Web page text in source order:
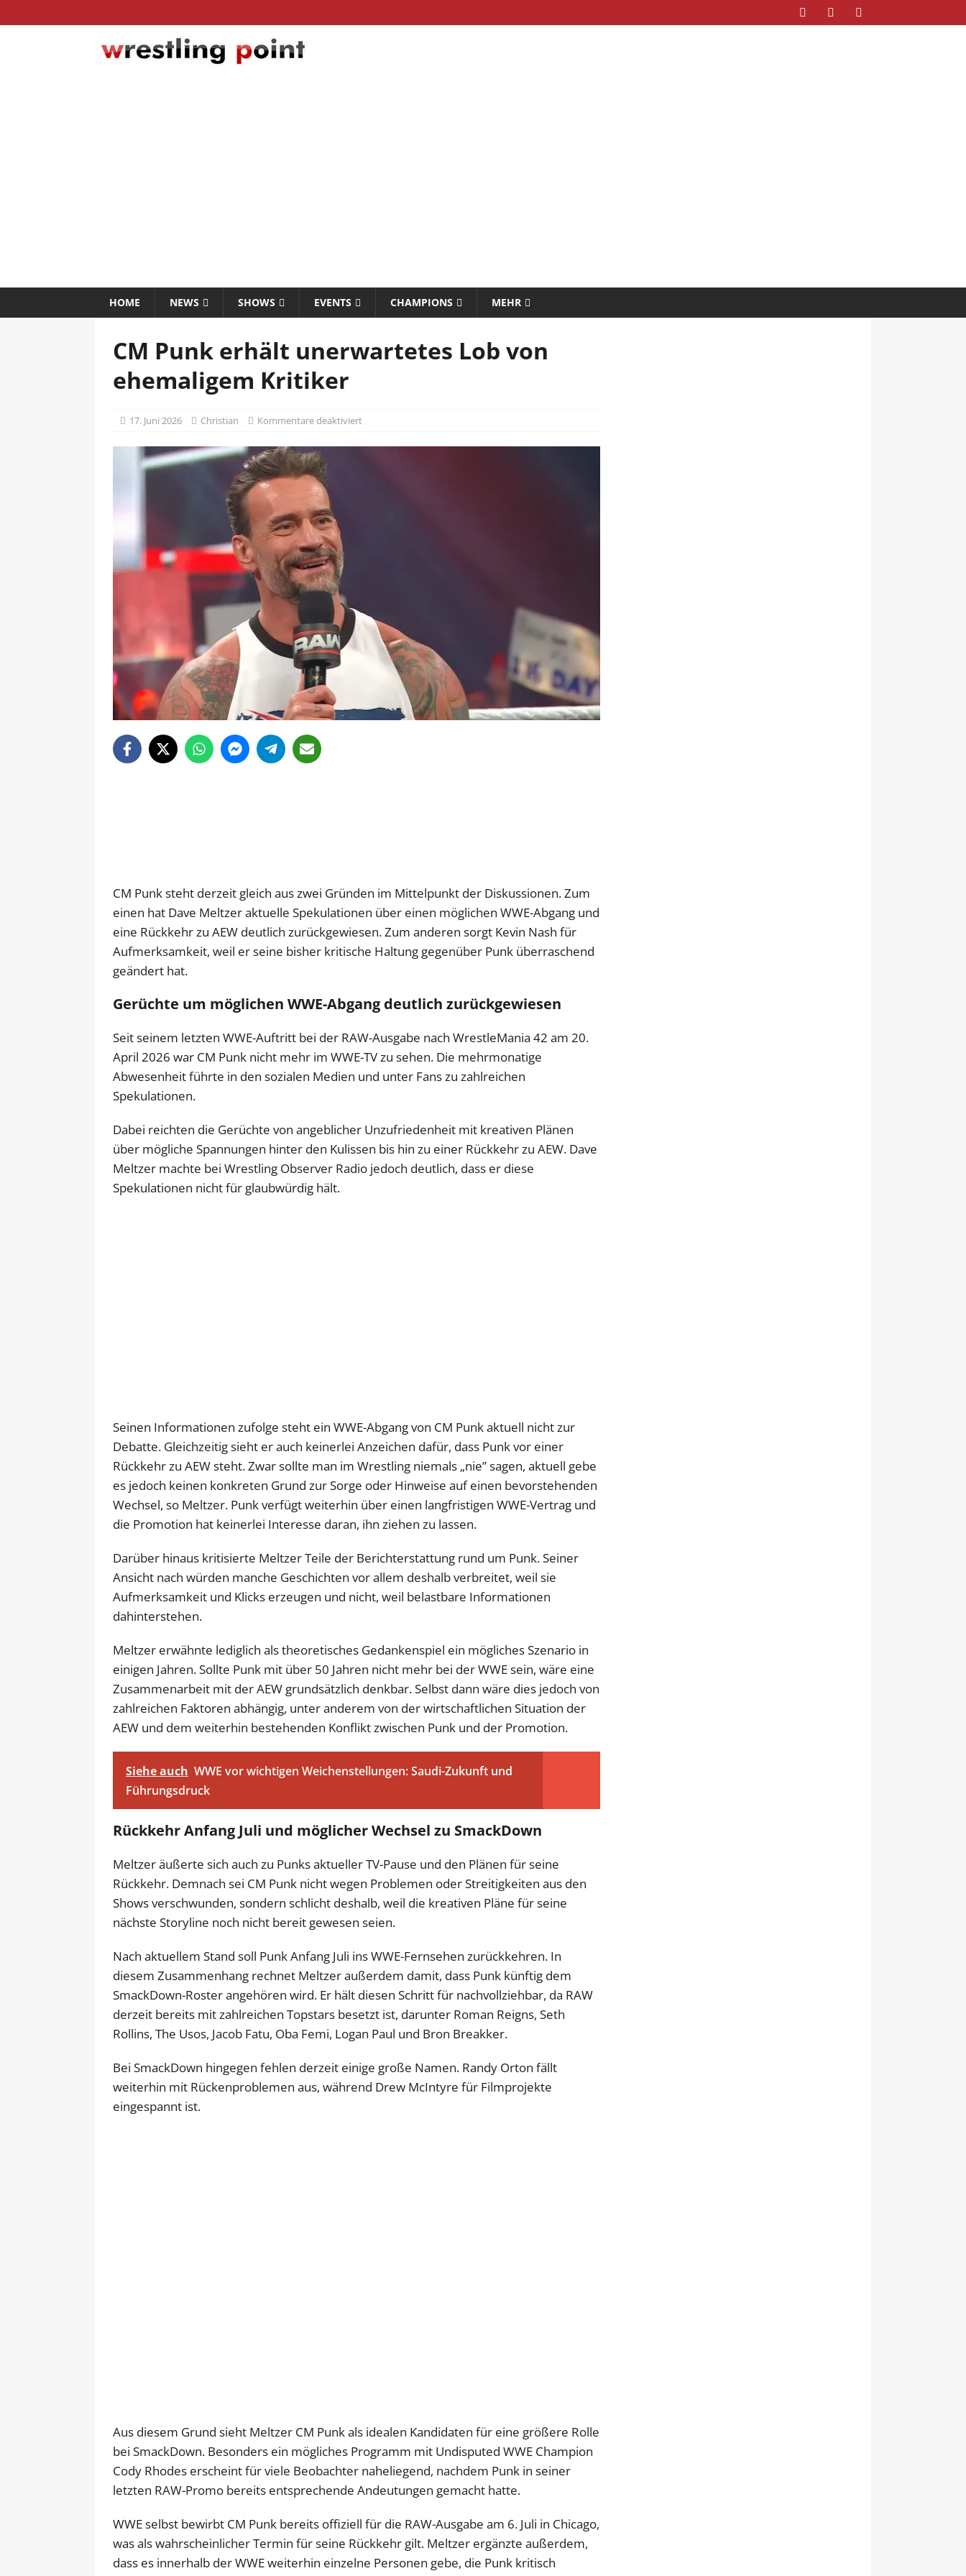
HOME NEWS SHOWS EVENTS CHAMPIONS MEHR
CM Punk erhält unerwartetes Lob von
ehemaligem Kritiker
17. Juni 2026 Christian Kommentare deaktiviert
CM Punk steht derzeit gleich aus zwei Gründen im Mittelpunkt der Diskussionen. Zum
einen hat Dave Meltzer aktuelle Spekulationen über einen möglichen WWE-Abgang und
eine Rückkehr zu AEW deutlich zurückgewiesen. Zum anderen sorgt Kevin Nash für
Aufmerksamkeit, weil er seine bisher kritische Haltung gegenüber Punk überraschend
geändert hat.
Gerüchte um möglichen WWE-Abgang deutlich zurückgewiesen
Seit seinem letzten WWE-Auftritt bei der RAW-Ausgabe nach WrestleMania 42 am 20.
April 2026 war CM Punk nicht mehr im WWE-TV zu sehen. Die mehrmonatige
Abwesenheit führte in den sozialen Medien und unter Fans zu zahlreichen
Spekulationen.
Dabei reichten die Gerüchte von angeblicher Unzufriedenheit mit kreativen Plänen
über mögliche Spannungen hinter den Kulissen bis hin zu einer Rückkehr zu AEW. Dave
Meltzer machte bei Wrestling Observer Radio jedoch deutlich, dass er diese
Spekulationen nicht für glaubwürdig hält.
Seinen Informationen zufolge steht ein WWE-Abgang von CM Punk aktuell nicht zur
Debatte. Gleichzeitig sieht er auch keinerlei Anzeichen dafür, dass Punk vor einer
Rückkehr zu AEW steht. Zwar sollte man im Wrestling niemals „nie” sagen, aktuell gebe
es jedoch keinen konkreten Grund zur Sorge oder Hinweise auf einen bevorstehenden
Wechsel, so Meltzer. Punk verfügt weiterhin über einen langfristigen WWE-Vertrag und
die Promotion hat keinerlei Interesse daran, ihn ziehen zu lassen.
Darüber hinaus kritisierte Meltzer Teile der Berichterstattung rund um Punk. Seiner
Ansicht nach würden manche Geschichten vor allem deshalb verbreitet, weil sie
Aufmerksamkeit und Klicks erzeugen und nicht, weil belastbare Informationen
dahinterstehen.
Meltzer erwähnte lediglich als theoretisches Gedankenspiel ein mögliches Szenario in
einigen Jahren. Sollte Punk mit über 50 Jahren nicht mehr bei der WWE sein, wäre eine
Zusammenarbeit mit der AEW grundsätzlich denkbar. Selbst dann wäre dies jedoch von
zahlreichen Faktoren abhängig, unter anderem von der wirtschaftlichen Situation der
AEW und dem weiterhin bestehenden Konflikt zwischen Punk und der Promotion.
Siehe auch WWE vor wichtigen Weichenstellungen: Saudi-Zukunft und
Führungsdruck
Rückkehr Anfang Juli und möglicher Wechsel zu SmackDown
Meltzer äußerte sich auch zu Punks aktueller TV-Pause und den Plänen für seine
Rückkehr. Demnach sei CM Punk nicht wegen Problemen oder Streitigkeiten aus den
Shows verschwunden, sondern schlicht deshalb, weil die kreativen Pläne für seine
nächste Storyline noch nicht bereit gewesen seien.
Nach aktuellem Stand soll Punk Anfang Juli ins WWE-Fernsehen zurückkehren. In
diesem Zusammenhang rechnet Meltzer außerdem damit, dass Punk künftig dem
SmackDown-Roster angehören wird. Er hält diesen Schritt für nachvollziehbar, da RAW
derzeit bereits mit zahlreichen Topstars besetzt ist, darunter Roman Reigns, Seth
Rollins, The Usos, Jacob Fatu, Oba Femi, Logan Paul und Bron Breakker.
Bei SmackDown hingegen fehlen derzeit einige große Namen. Randy Orton fällt
weiterhin mit Rückenproblemen aus, während Drew McIntyre für Filmprojekte
eingespannt ist.
Aus diesem Grund sieht Meltzer CM Punk als idealen Kandidaten für eine größere Rolle
bei SmackDown. Besonders ein mögliches Programm mit Undisputed WWE Champion
Cody Rhodes erscheint für viele Beobachter naheliegend, nachdem Punk in seiner
letzten RAW-Promo bereits entsprechende Andeutungen gemacht hatte.
WWE selbst bewirbt CM Punk bereits offiziell für die RAW-Ausgabe am 6. Juli in Chicago,
was als wahrscheinlicher Termin für seine Rückkehr gilt. Meltzer ergänzte außerdem,
dass es innerhalb der WWE weiterhin einzelne Personen gebe, die Punk kritisch